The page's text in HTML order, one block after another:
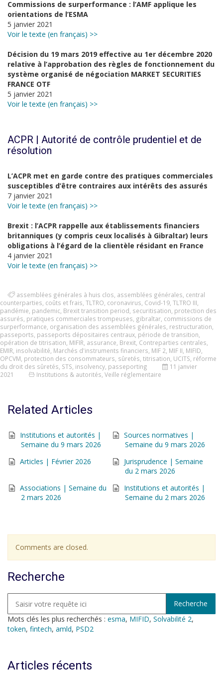
Commissions de surperformance : l’AMF applique les
orientations de l’ESMA
5 janvier 2021
Voir le texte (en français) >>
Décision du 19 mars 2019 effective au 1er décembre 2020
relative à l’approbation des règles de fonctionnement du
système organisé de négociation MARKET SECURITIES
FRANCE OTF
5 janvier 2021
Voir le texte (en français) >>
ACPR | Autorité de contrôle prudentiel et de
résolution
L’ACPR met en garde contre des pratiques commerciales
susceptibles d’être contraires aux intérêts des assurés
7 janvier 2021
Voir le texte (en français) >>
Brexit : l’ACPR rappelle aux établissements financiers
britanniques (y compris ceux localisés à Gibraltar) leurs
obligations à l’égard de la clientèle résidant en France
4 janvier 2021
Voir le texte (en français) >>
assemblées générales à huis clos assemblées générales central
counterparties coûts et frais TLTRO coronavirus Covid-19 TLTRO III
pandémie pandemic Brexit transition period securitisation protection des
assurés pratiques commerciales trompeuses gibraltar commissions de
surperformance organisation des assemblées générales restructuration
passeports passeports dépositaires centraux période de transition
opération de titrisation MIFIR assurance Brexit Contreparties centrales
EMIR insolvabilité Marchés d'instruments financiers MIF 2 MIF II MIFID
OPCVM protection des consommateurs sûretés titrisation UCITS réforme
du droit des sûretés STS insolvency passeporting
11 janvier
2021
Institutions & autorités Veille réglementaire
Related Articles
Institutions et autorités |
Semaine du 9 mars 2026
Sources normatives |
Semaine du 9 mars 2026
Articles | Février 2026
Jurisprudence | Semaine
du 2 mars 2026
Associations | Semaine du
2 mars 2026
Institutions et autorités |
Semaine du 2 mars 2026
Comments are closed.
Recherche
Mots clés les plus recherchés : esma, MIFID, Solvabilité 2,
token, fintech, amld, PSD2
Articles récents